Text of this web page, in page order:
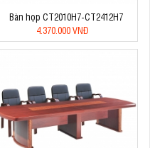
Bàn họp CT2010H7-CT2412H7
4.370.000 VNĐ